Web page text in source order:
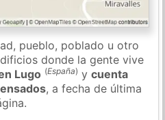
pueblo, poblado u otro
donde la gente vive
Lugo (España) ycuenta
, a fecha de última